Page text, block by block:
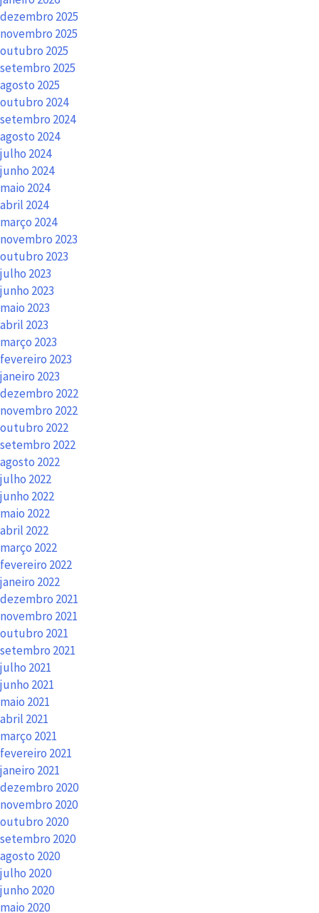
dezembro 2025
novembro 2025
outubro 2025
setembro 2025
agosto 2025
outubro 2024
setembro 2024
agosto 2024
julho 2024
junho 2024
maio 2024
abril 2024
março 2024
novembro 2023
outubro 2023
julho 2023
junho 2023
maio 2023
abril 2023
março 2023
fevereiro 2023
janeiro 2023
dezembro 2022
novembro 2022
outubro 2022
setembro 2022
agosto 2022
julho 2022
junho 2022
maio 2022
abril 2022
março 2022
fevereiro 2022
janeiro 2022
dezembro 2021
novembro 2021
outubro 2021
setembro 2021
julho 2021
junho 2021
maio 2021
abril 2021
março 2021
fevereiro 2021
janeiro 2021
dezembro 2020
novembro 2020
outubro 2020
setembro 2020
agosto 2020
julho 2020
junho 2020
maio 2020